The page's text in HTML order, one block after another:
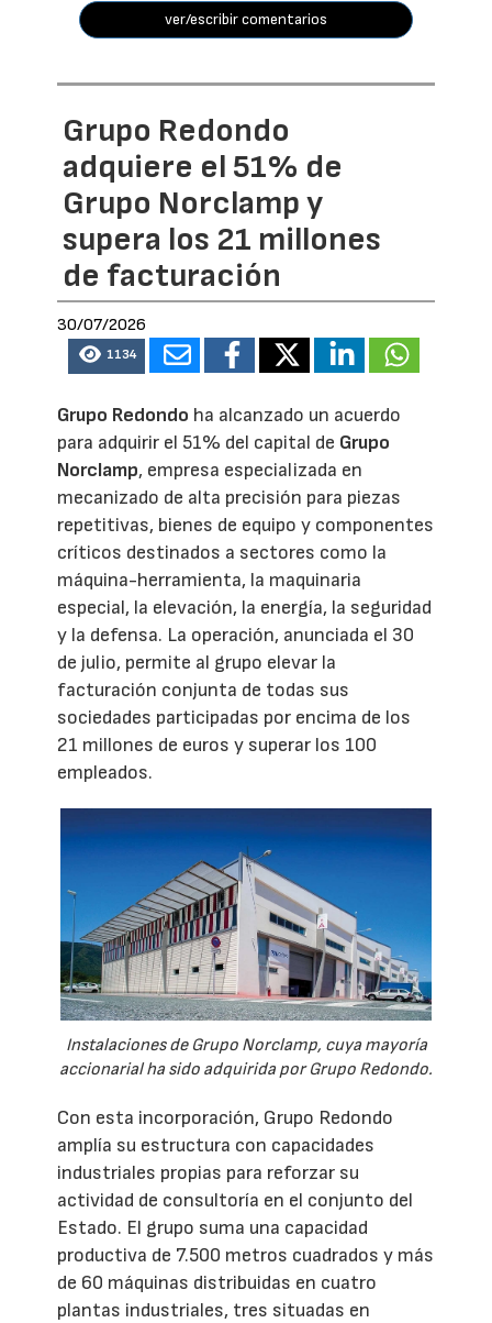
ver/escribir comentarios
Grupo Redondo
adquiere el 51% de
Grupo Norclamp y
supera los 21 millones
de facturación
30/07/2026
1134
Grupo Redondo ha alcanzado un acuerdo
para adquirir el 51% del capital de Grupo
Norclamp, empresa especializada en
mecanizado de alta precisión para piezas
repetitivas, bienes de equipo y componentes
críticos destinados a sectores como la
máquina-herramienta, la maquinaria
especial, la elevación, la energía, la seguridad
y la defensa. La operación, anunciada el 30
de julio, permite al grupo elevar la
facturación conjunta de todas sus
sociedades participadas por encima de los
21 millones de euros y superar los 100
empleados.
Instalaciones de Grupo Norclamp, cuya mayoría
accionarial ha sido adquirida por Grupo Redondo.
Con esta incorporación, Grupo Redondo
amplía su estructura con capacidades
industriales propias para reforzar su
actividad de consultoría en el conjunto del
Estado. El grupo suma una capacidad
productiva de 7.500 metros cuadrados y más
de 60 máquinas distribuidas en cuatro
plantas industriales, tres situadas en